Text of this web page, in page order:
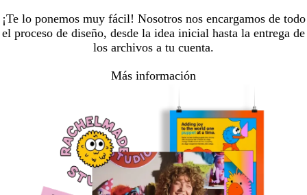
¡Te lo ponemos muy fácil! Nosotros nos encargamos de todo
el proceso de diseño, desde la idea inicial hasta la entrega de
los archivos a tu cuenta.
Más información